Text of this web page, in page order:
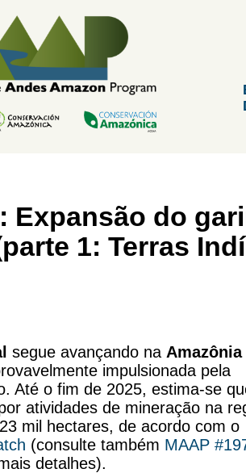
Expansão do
1: Terras
segue avançando na Amazônia
impulsionada pela
Até o fim de 2025, estima-se
atividades de mineração na
mil hectares, de acordo com o
(consulte também MAAP
detalhes).